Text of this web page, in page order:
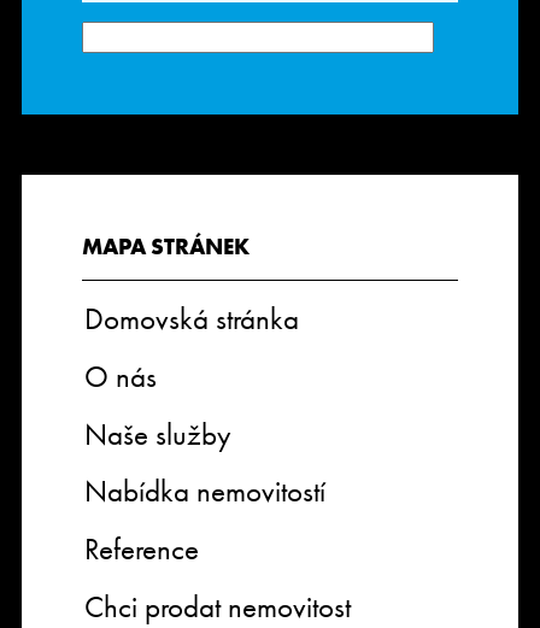
MAPA STRÁNEK
Domovská stránka
O nás
Naše služby
Nabídka nemovitostí
Reference
Chci prodat nemovitost